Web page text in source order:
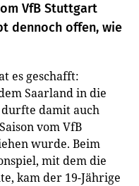
VfB Stuttgart
dennoch offen, wie
es geschafft:
Saarland in die
durfte damit auch
vom VfB
wurde. Beim
mit dem die
kam der 19-Jährige